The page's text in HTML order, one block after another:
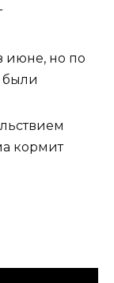
июне, но по
были
кормит